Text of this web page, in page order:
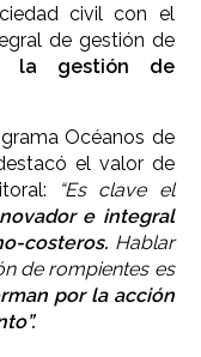
civil con el
de gestión de
la gestión de
Océanos de
el valor de
“Es clave el
e integral
costeros.Hablar
de rompientes es
por la acción